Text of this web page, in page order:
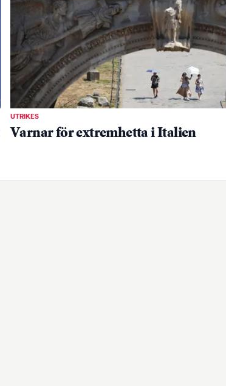
UTRIKES
Varnar för extremhetta i Italien